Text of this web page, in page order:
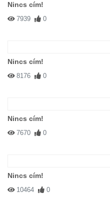
Nincs cím!
7939 0
Nincs cím!
8176 0
Nincs cím!
7670 0
Nincs cím!
10464 0